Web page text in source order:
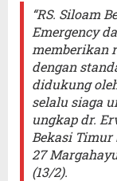
“RS. Siloam
Emergency
memberikan
dengan
didukung
selalu siaga
ungkap dr.
Bekasi
27
(13/2).